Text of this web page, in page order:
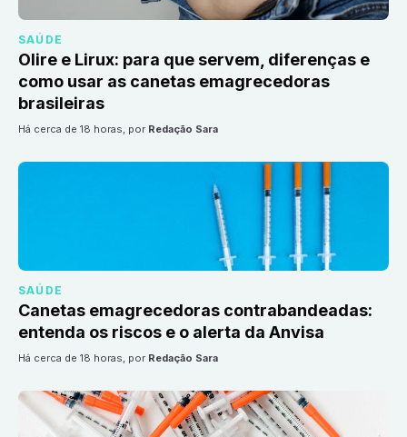
SAÚDE
Olire e Lirux: para que servem, diferenças e
como usar as canetas emagrecedoras
brasileiras
há cerca de 18 horas, por Redação Sara
SAÚDE
Canetas emagrecedoras contrabandeadas:
entenda os riscos e o alerta da Anvisa
há cerca de 18 horas, por Redação Sara